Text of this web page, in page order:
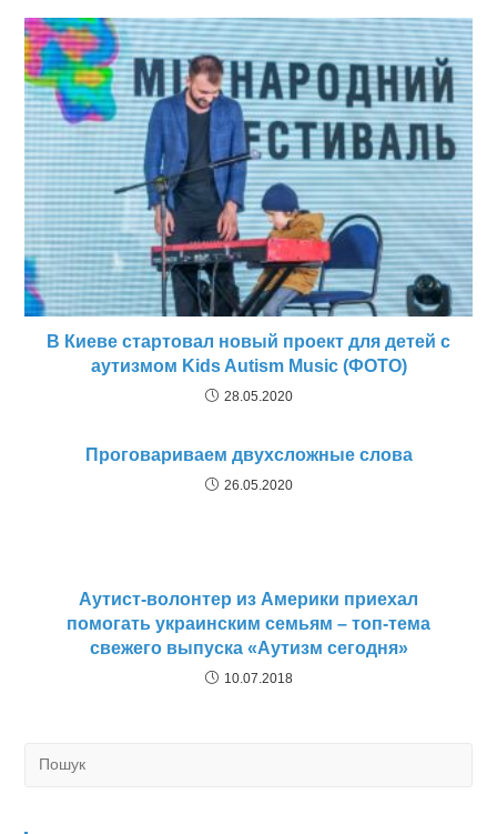
В Киеве стартовал новый проект для детей с
аутизмом Kids Autism Music (ФОТО)
28.05.2020
Проговариваем двухсложные слова
26.05.2020
Аутист-волонтер из Америки приехал
помогать украинским семьям – топ-тема
свежего выпуска «Аутизм сегодня»
10.07.2018